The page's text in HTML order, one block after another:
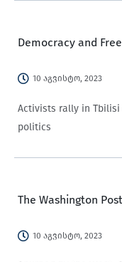
Democracy and
10 აგვისტო, 2023
Activists rally in Tbilisi
politics
The Washington Post
10 აგვისტო, 2023